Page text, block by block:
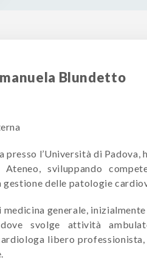
Blundetto
presso l’Università di Padova,
sviluppando
delle patologie
generale, inizialmente
dove svolge attività
libero